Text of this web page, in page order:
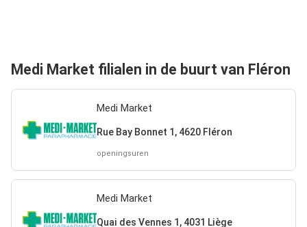
Medi Market filialen in de buurt van Fléron
Medi Market
Rue Bay Bonnet 1, 4620 Fléron
openingsuren
Medi Market
Quai des Vennes 1, 4031 Liège